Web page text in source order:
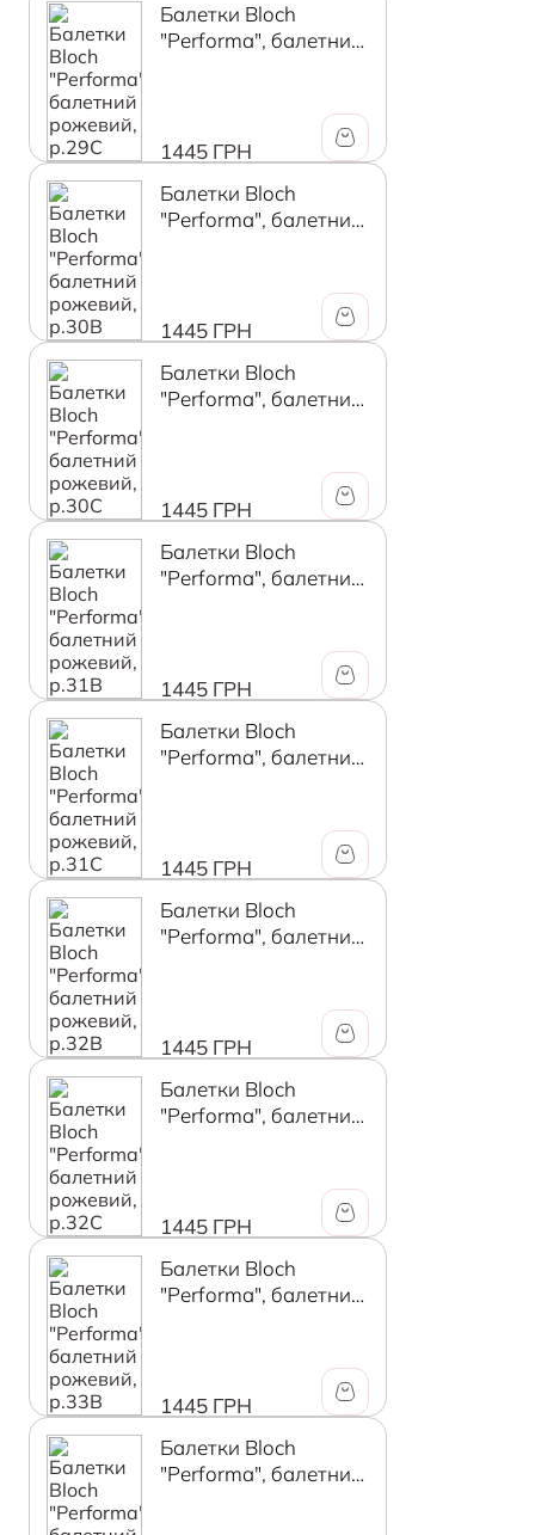
Балетки Bloch
"Performa", балетний
1445 ГРН
Балетки Bloch
"Performa", балетний
1445 ГРН
Балетки Bloch
"Performa", балетний
1445 ГРН
Балетки Bloch
"Performa", балетний
1445 ГРН
Балетки Bloch
"Performa", балетний
1445 ГРН
Балетки Bloch
"Performa", балетний
1445 ГРН
Балетки Bloch
"Performa", балетний
1445 ГРН
Балетки Bloch
"Performa", балетний
1445 ГРН
Балетки Bloch
"Performa", балетний